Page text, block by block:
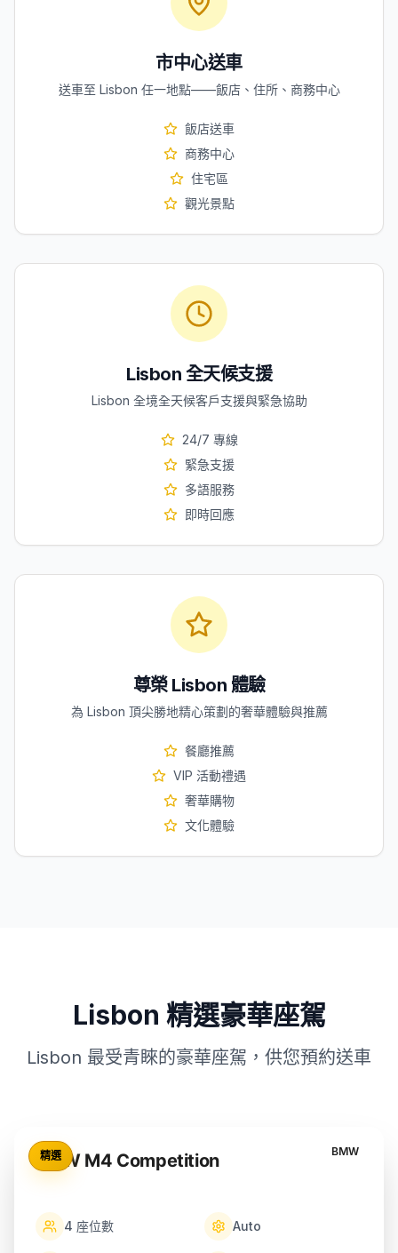
市中心送車
送車至 Lisbon 任一地點——飯店、住所、商務中心
飯店送車
商務中心
住宅區
觀光景點
Lisbon 全天候支援
Lisbon 全境全天候客戶支援與緊急協助
24/7 專線
緊急支援
多語服務
即時回應
尊榮 Lisbon 體驗
為 Lisbon 頂尖勝地精心策劃的奢華體驗與推薦
餐廳推薦
VIP 活動禮遇
奢華購物
文化體驗
Lisbon 精選豪華座駕
Lisbon 最受青睞的豪華座駕，供您預約送車
精選 BMW
BMW M4 Competition
4 座位數 Auto